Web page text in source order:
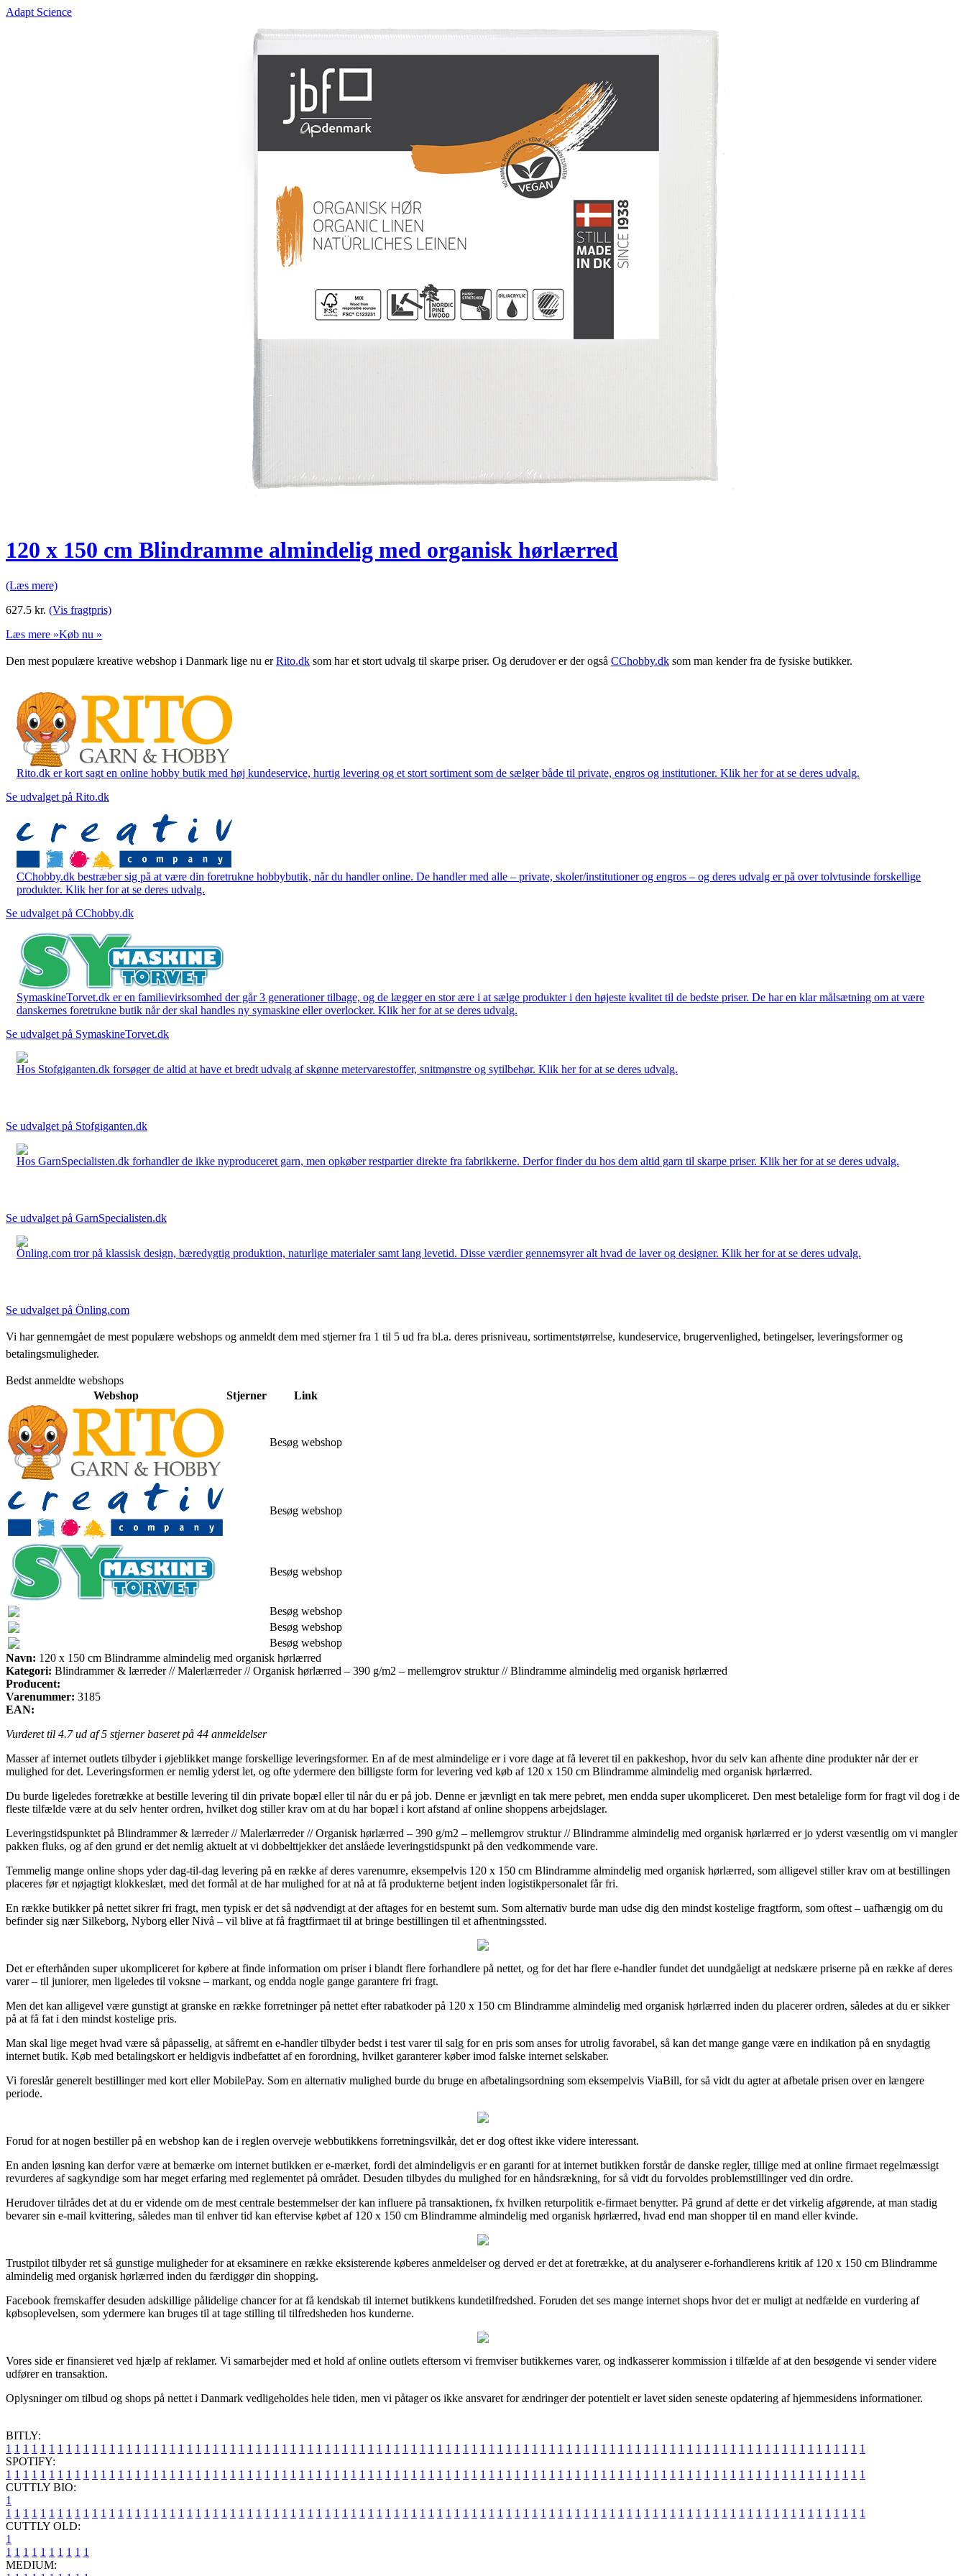
Adapt Science
120 x 150 cm Blindramme almindelig med organisk hørlærred
(Læs mere)
627.5 kr. (Vis fragtpris)
Læs mere »Køb nu »
Den mest populære kreative webshop i Danmark lige nu erRito.dk som har et stort udvalg til skarpe priser. Og derudover er der også CChobby.dk som man kender fra de fysiske butikker.
Rito.dk er kort sagt en online hobby butik med høj kundeservice, hurtig levering og et stort sortiment som de sælger både til private, engros og institutioner. Klik her for at se deres udvalg.
Se udvalget på Rito.dk
CChobby.dk bestræber sig på at være din foretrukne hobbybutik, når du handler online. De handler med alle – private, skoler/institutioner og engros – og deres udvalg er på over tolvtusinde forskellige
produkter. Klik her for at se deres udvalg.
Se udvalget på CChobby.dk
SymaskineTorvet.dk er en familievirksomhed der går 3 generationer tilbage, og de lægger en stor ære i at sælge produkter i den højeste kvalitet til de bedste priser. De har en klar målsætning om at være
danskernes foretrukne butik når der skal handles ny symaskine eller overlocker. Klik her for at se deres udvalg.
Se udvalget på SymaskineTorvet.dk
Hos Stofgiganten.dk forsøger de altid at have et bredt udvalg af skønne metervarestoffer, snitmønstre og sytilbehør. Klik her for at se deres udvalg.
Se udvalget på Stofgiganten.dk
Hos GarnSpecialisten.dk forhandler de ikke nyproduceret garn, men opkøber restpartier direkte fra fabrikkerne. Derfor finder du hos dem altid garn til skarpe priser. Klik her for at se deres udvalg.
Se udvalget på GarnSpecialisten.dk
Önling.com tror på klassisk design, bæredygtig produktion, naturlige materialer samt lang levetid. Disse værdier gennemsyrer alt hvad de laver og designer. Klik her for at se deres udvalg.
Se udvalget på Önling.com
Vi har gennemgået de mest populære webshops og anmeldt dem med stjerner fra 1 til 5 ud fra bl.a. deres prisniveau, sortimentstørrelse, kundeservice, brugervenlighed, betingelser, leveringsformer og
betalingsmuligheder.
Bedst anmeldte webshops
Webshop
Stjerner Link
Besøg webshop
Besøg webshop
Besøg webshop
Besøg webshop
Besøg webshop
Besøg webshop
Navn: 120 x 150 cm Blindramme almindelig med organisk hørlærred
Kategori: Blindrammer & lærreder // Malerlærreder // Organisk hørlærred – 390 g/m2 – mellemgrov struktur // Blindramme almindelig med organisk hørlærred
Producent:
Varenummer: 3185
EAN:
Vurderet til 4.7ud af 5 stjerner baseret på 44 anmeldelser
Masser af internet outlets tilbyder i øjeblikket mange forskellige leveringsformer. En af de mest almindelige er i vore dage at få leveret til en pakkeshop, hvor du selv kan afhente dine produkter når der er
mulighed for det. Leveringsformen er nemlig yderst let, og ofte ydermere den billigste form for levering ved køb af 120 x 150 cm Blindramme almindelig med organisk hørlærred.
Du burde ligeledes foretrække at bestille levering til din private bopæl eller til når du er på job. Denne er jævnligt en tak mere pebret, men endda super ukompliceret. Den mest betalelige form for fragt vil dog i de
fleste tilfælde være at du selv henter ordren, hvilket dog stiller krav om at du har bopæl i kort afstand af online shoppens arbejdslager.
Leveringstidspunktet på Blindrammer & lærreder // Malerlærreder // Organisk hørlærred – 390 g/m2 – mellemgrov struktur // Blindramme almindelig med organisk hørlærred er jo yderst væsentlig om vi mangler
pakken fluks, og af den grund er det nemlig aktuelt at vi dobbelttjekker det anslåede leveringstidspunkt på den vedkommende vare.
Temmelig mange online shops yder dag-til-dag levering på en række af deres varenumre, eksempelvis 120 x 150 cm Blindramme almindelig med organisk hørlærred, som alligevel stiller krav om at bestillingen
placeres før et nøjagtigt klokkeslæt, med det formål at de har mulighed for at nå at få produkterne betjent inden logistikpersonalet får fri.
En række butikker på nettet sikrer fri fragt, men typisk er det så nødvendigt at der aftages for en bestemt sum. Som alternativ burde man udse dig den mindst kostelige fragtform, som oftest – uafhængig om du
befinder sig nær Silkeborg, Nyborg eller Nivå – vil blive at få fragtfirmaet til at bringe bestillingen til et afhentningssted.
Det er efterhånden super ukompliceret for købere at finde information om priser i blandt flere forhandlere på nettet, og for det har flere e-handler fundet det uundgåeligt at nedskære priserne på en række af deres
varer – til juniorer, men ligeledes til voksne – markant, og endda nogle gange garantere fri fragt.
Men det kan alligevel være gunstigt at granske en række forretninger på nettet efter rabatkoder på 120 x 150 cm Blindramme almindelig med organisk hørlærred inden du placerer ordren, således at du er sikker
på at få fat i den mindst kostelige pris.
Man skal lige meget hvad være så påpasselig, at såfremt en e-handler tilbyder bedst i test varer til salg for en pris som anses for utrolig favorabel, så kan det mange gange være en indikation på en snydagtig
internet butik. Køb med betalingskort er heldigvis indbefattet af en forordning, hvilket garanterer køber imod falske internet selskaber.
Vi foreslår generelt bestillinger med kort eller MobilePay. Som en alternativ mulighed burde du bruge en afbetalingsordning som eksempelvis ViaBill, for så vidt du agter at afbetale prisen over en længere
periode.
Forud for at nogen bestiller på en webshop kan de i reglen overveje webbutikkens forretningsvilkår, det er dog oftest ikke videre interessant.
En anden løsning kan derfor være at bemærke om internet butikken er e-mærket, fordi det almindeligvis er en garanti for at internet butikken forstår de danske regler, tillige med at online firmaet regelmæssigt
revurderes af sagkyndige som har meget erfaring med reglementet på området. Desuden tilbydes du mulighed for en håndsrækning, for så vidt du forvoldes problemstillinger ved din ordre.
Herudover tilrådes det at du er vidende om de mest centrale bestemmelser der kan influere på transaktionen, fx hvilken returpolitik e-firmaet benytter. På grund af dette er det virkelig afgørende, at man stadig
bevarer sin e-mail kvittering, således man til enhver tid kan eftervise købet af 120 x 150 cm Blindramme almindelig med organisk hørlærred, hvad end man shopper til en mand eller kvinde.
Trustpilot tilbyder ret så gunstige muligheder for at eksaminere en række eksisterende køberes anmeldelser og derved er det at foretrække, at du analyserer e-forhandlerens kritik af 120 x 150 cm Blindramme
almindelig med organisk hørlærred inden du færdiggør din shopping.
Facebook fremskaffer desuden adskillige pålidelige chancer for at få kendskab til internet butikkens kundetilfredshed. Foruden det ses mange internet shops hvor det er muligt at nedfælde en vurdering af
købsoplevelsen, som ydermere kan bruges til at tage stilling til tilfredsheden hos kunderne.
Vores side er finansieret ved hjælp af reklamer. Vi samarbejder med et hold af online outlets eftersom vi fremviser butikkernes varer, og indkasserer kommission i tilfælde af at den besøgende vi sender videre
udfører en transaktion.
Oplysninger om tilbud og shops på nettet i Danmark vedligeholdes hele tiden, men vi påtager os ikke ansvaret for ændringer der potentielt er lavet siden seneste opdatering af hjemmesidens informationer.
BITLY:
1 1 1 1 1 1 1 1 1 1 1 1 1 1 1 1 1 1 1 1 1 1 1 1 1 1 1 1 1 1 1 1 1 1 1 1 1 1 1 1 1 1 1 1 1 1 1 1 1 1 1 1 1 1 1 1 1 1 1 1 1 1 1 1 1 1 1 1 1 1 1 1 1 1 1 1 1 1 1 1 1 1 1 1 1 1 1 1 1 1 1 1 1 1 1 1 1 1 1 1
SPOTIFY:
1 1 1 1 1 1 1 1 1 1 1 1 1 1 1 1 1 1 1 1 1 1 1 1 1 1 1 1 1 1 1 1 1 1 1 1 1 1 1 1 1 1 1 1 1 1 1 1 1 1 1 1 1 1 1 1 1 1 1 1 1 1 1 1 1 1 1 1 1 1 1 1 1 1 1 1 1 1 1 1 1 1 1 1 1 1 1 1 1 1 1 1 1 1 1 1 1 1 1 1
CUTTLY BIO:
1
1 1 1 1 1 1 1 1 1 1 1 1 1 1 1 1 1 1 1 1 1 1 1 1 1 1 1 1 1 1 1 1 1 1 1 1 1 1 1 1 1 1 1 1 1 1 1 1 1 1 1 1 1 1 1 1 1 1 1 1 1 1 1 1 1 1 1 1 1 1 1 1 1 1 1 1 1 1 1 1 1 1 1 1 1 1 1 1 1 1 1 1 1 1 1 1 1 1 1 1
CUTTLY OLD:
1
1 1 1 1 1 1 1 1 1 1
MEDIUM: